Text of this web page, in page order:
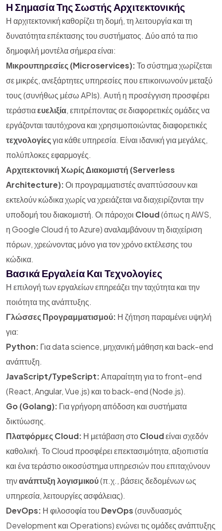
Η Σημασία Της Σωστής Αρχιτεκτονικής
Η αρχιτεκτονική καθορίζει τη δομή, τη λειτουργία και τη
δυνατότητα επέκτασης του συστήματος. Δύο από τα πιο
δημοφιλή μοντέλα σήμερα είναι:
Μικρουπηρεσίες (Microservices):Το σύστημα χωρίζεται
σε μικρές, ανεξάρτητες υπηρεσίες που επικοινωνούν μεταξύ
τους (συνήθως μέσω APIs). Αυτή η προσέγγιση προσφέρει
τεράστιαευελιξία, επιτρέποντας σε διαφορετικές ομάδες να
εργάζονται ταυτόχρονα και χρησιμοποιώντας διαφορετικές
τεχνολογίεςγια κάθε υπηρεσία. Είναι ιδανική για μεγάλες,
πολύπλοκες εφαρμογές.
Αρχιτεκτονική Χωρίς Διακομιστή (Serverless
Architecture):Οι προγραμματιστές αναπτύσσουν και
εκτελούν κώδικα χωρίς να χρειάζεται να διαχειρίζονται την
υποδομή του διακομιστή. Οι πάροχοι Cloud(όπως η AWS,
η Google Cloud ή το Azure) αναλαμβάνουν τη διαχείριση
πόρων, χρεώνοντας μόνο για τον χρόνο εκτέλεσης του
κώδικα.
Βασικά Εργαλεία Και Τεχνολογίες
Η επιλογή των εργαλείων επηρεάζει την ταχύτητα και την
ποιότητα της ανάπτυξης.
Γλώσσες Προγραμματισμού: Η ζήτηση παραμένει υψηλή
για:
Python: Για data science, μηχανική μάθηση και back-end
ανάπτυξη.
JavaScript/TypeScript:Απαραίτητη για το front-end
(React, Angular, Vue.js) και το back-end (Node.js).
Go (Golang): Για γρήγορη απόδοση και συστήματα
δικτύωσης.
Πλατφόρμες Cloud: Η μετάβαση στοCloudείναι σχεδόν
καθολική. Το Cloud προσφέρει επεκτασιμότητα, αξιοπιστία
και ένα τεράστιο οικοσύστημα υπηρεσιών που επιταχύνουν
τηνανάπτυξη λογισμικού(π.χ., βάσεις δεδομένων ως
υπηρεσία, λειτουργίες ασφάλειας).
DevOps: Η φιλοσοφία του DevOps(συνδυασμός
Development και Operations) ενώνει τις ομάδες ανάπτυξης